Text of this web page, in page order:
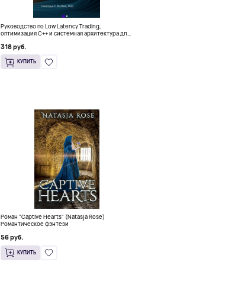
Руководство по Low Latency Trading,
оптимизация C++ и системная архитектура для
318 руб.
КУПИТЬ
Роман "Captive Hearts" (Natasja Rose)
Романтическое фэнтези
56 руб.
КУПИТЬ